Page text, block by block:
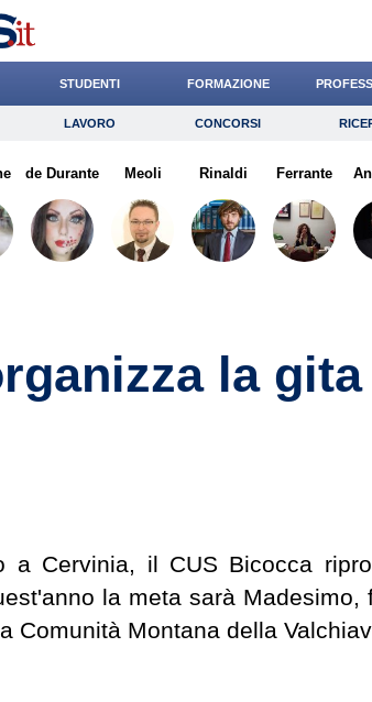
STUDENTI FORMAZIONE
Lavoro Concorsi
Risparmio Diritto
LAVORO CONCORSI
de Durante Meoli Rinaldi Ferrante
la
a Cervinia, il CUS Bicocca
la meta sarà Madesimo,
Comunità Montana della